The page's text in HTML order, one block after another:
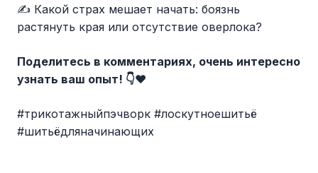
✍️ Какой страх мешает начать: боязнь
растянуть края или отсутствие оверлока?
Поделитесь в комментариях, очень интересно
узнать ваш опыт! 👇❤️
#трикотажныйпэчворк #лоскутноешитьё
#шитьёдляначинающих